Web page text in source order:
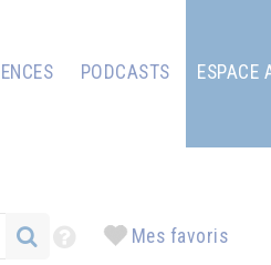
PODCASTS ESPACE
Mes favoris